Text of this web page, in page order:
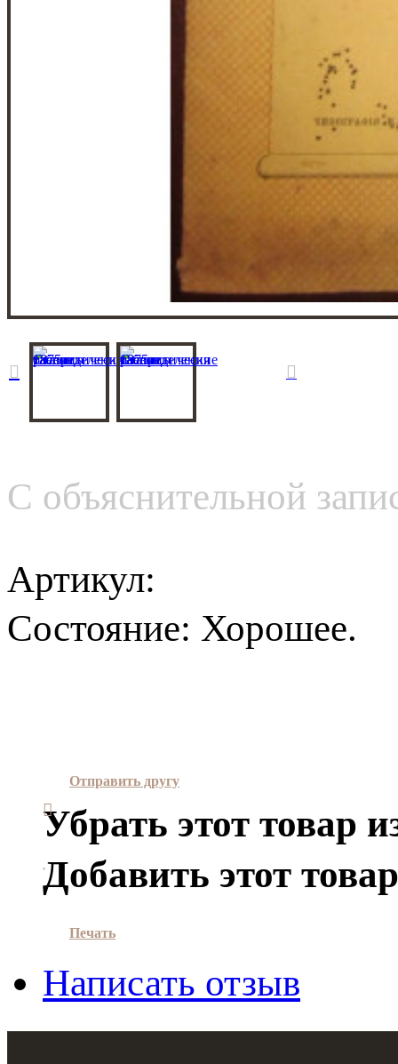
С объяснительной
Артикул:
Состояние: Хорошее.
Отправить другу
Убрать этот товар
Добавить этот
Печать
Написать отзыв